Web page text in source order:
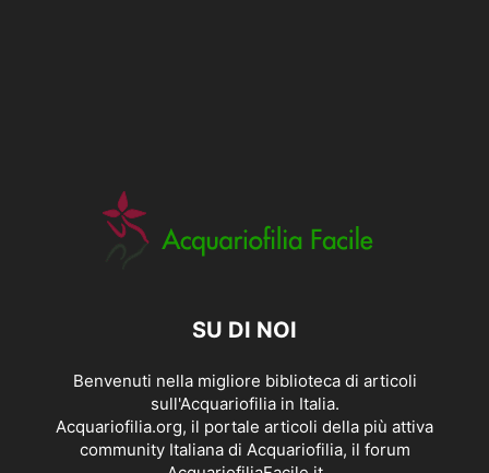
SU DI NOI
Benvenuti nella migliore biblioteca di articoli
sull'Acquariofilia in Italia.
Acquariofilia.org, il portale articoli della più attiva
community Italiana di Acquariofilia, il forum